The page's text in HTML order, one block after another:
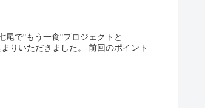
尾で"もう一食"プロジェクトと
りいただきました。 前回のポイント